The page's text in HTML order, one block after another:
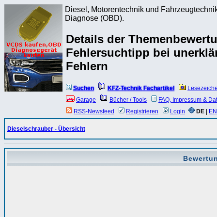
Diesel, Motorentechnik und
Diagnose (OBD).
Details der
Fehlersuchtipp bei
Fehlern
Suchen KFZ-Technik Fachartikel
Garage
Bücher / Tools
FAQ, Impressum &
RSS-Newsfeed
Registrieren Login DE EN
Dieselschrauber - Übersicht